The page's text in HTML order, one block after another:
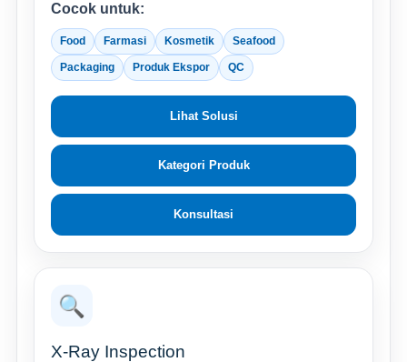
Cocok untuk:
Food Farmasi Kosmetik Seafood
Packaging Produk Ekspor QC
Lihat Solusi
Kategori Produk
Konsultasi
🔍
X-Ray Inspection